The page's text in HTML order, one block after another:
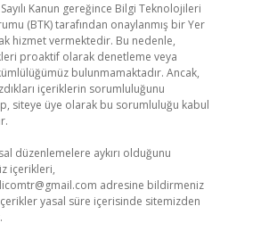
Kanun gereğince Bilgi Teknolojileri
(BTK) tarafından onaylanmış bir Yer
hizmet vermektedir. Bu nedenle,
proaktif olarak denetleme veya
bulunmamaktadır. Ancak,
içeriklerin sorumluluğunu
siteye üye olarak bu sorumluluğu kabul
düzenlemelere aykırı olduğunu
içerikleri,
adresine bildirmeniz
yasal süre içerisinde sitemizden